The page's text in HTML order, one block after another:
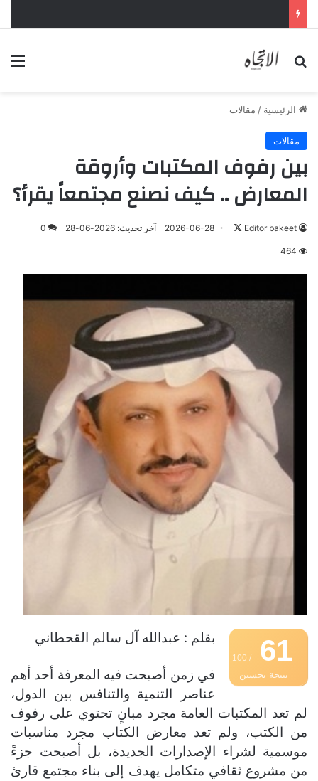
بحث عن
الرئيسية / مقالات
مقالات
بين رفوف المكتبات وأروقة
المعارض .. كيف نصنع مجتمعاً يقرأ؟
Editor bakeet
2026-06-28 آخر تحديث: 2026-06-28 0
464
61
/ 100
نتيجة تحسين
بقلم : عبدالله آل سالم القحطاني
في زمن أصبحت فيه المعرفة أحد أهم
عناصر التنمية والتنافس بين الدول،
لم تعد المكتبات العامة مجرد مبانٍ تحتوي على رفوف
من الكتب، ولم تعد معارض الكتاب مجرد مناسبات
موسمية لشراء الإصدارات الجديدة، بل أصبحت جزءً
من مشروع ثقافي متكامل يهدف إلى بناء مجتمع قارئ